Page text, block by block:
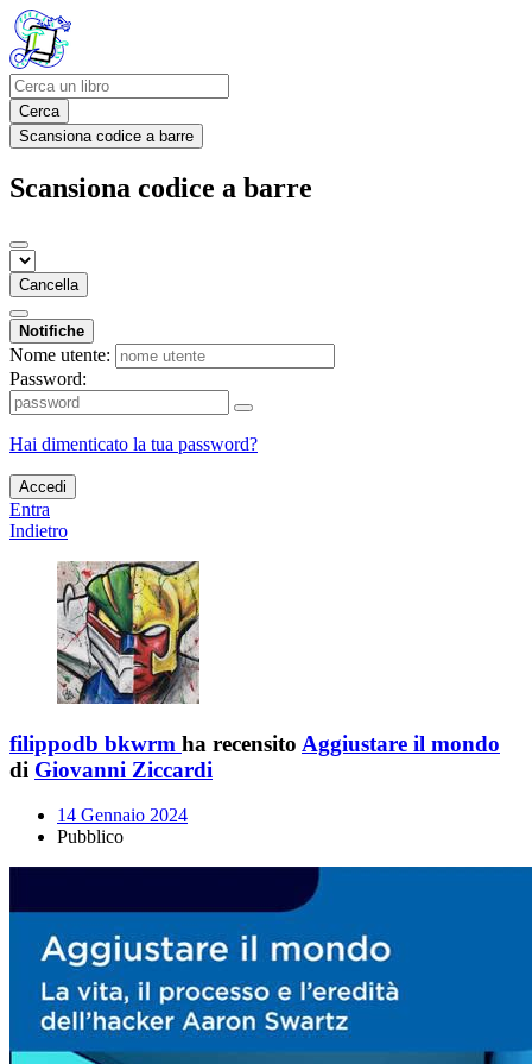
Cerca
Scansiona codice a barre
Scansiona codice a barre
Cancella
Notifiche
Nome utente:
Password:
Hai dimenticato la tua password?
Accedi
Entra
Indietro
filippodb bkwrm ha recensito Aggiustare il mondo
di Giovanni Ziccardi
14 Gennaio 2024
Pubblico